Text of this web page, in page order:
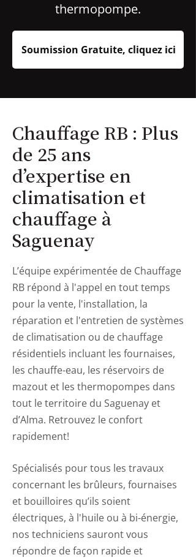
thermopompe.
Soumission Gratuite, cliquez ici
Chauffage RB : Plus
de 25 ans
d’expertise en
climatisation et
chauffage à
Saguenay
L’équipe expérimentée de Chauffage
RB répond à l'appel en tout temps
pour la vente, l'installation, la
réparation et l'entretien de systèmes
de climatisation ou de chauffage
résidentiels incluant les fournaises,
les chauffe-eau, les réservoirs de
mazout et les thermopompes dans
tout le territoire du Saguenay et
d’Alma. Retrouvez le confort
rapidement!
Spécialisés pour tous les travaux
concernant les brûleurs, fournaises
et bouilloires qu’ils soient
électriques, à l'huile ou à bi-énergie,
nos techniciens sauront vous
répondre de façon rapide et